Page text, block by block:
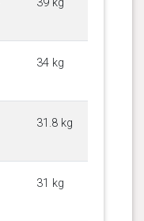
34 kg
31.8 kg
31 kg